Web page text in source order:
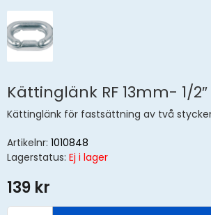
Kättinglänk RF 13mm- 1/2″
Kättinglänk för fastsättning av två
Artikelnr: 1010848
Lagerstatus: Ej i lager
139 kr